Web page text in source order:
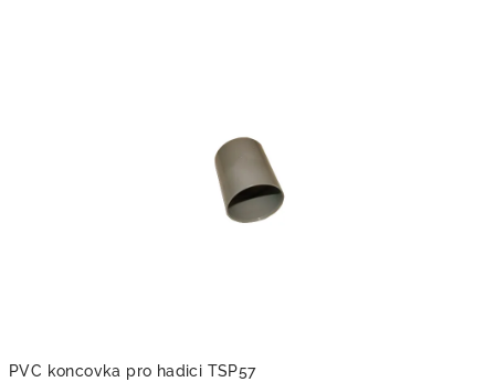
PVC koncovka pro hadici TSP57